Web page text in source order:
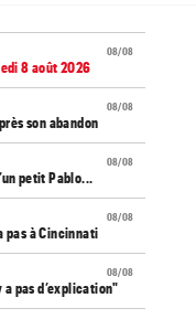
08/08
8 août 2026
08/08
son abandon
08/08
petit Pablo...
08/08
pas à Cincinnati
08/08
a pas d’explication"